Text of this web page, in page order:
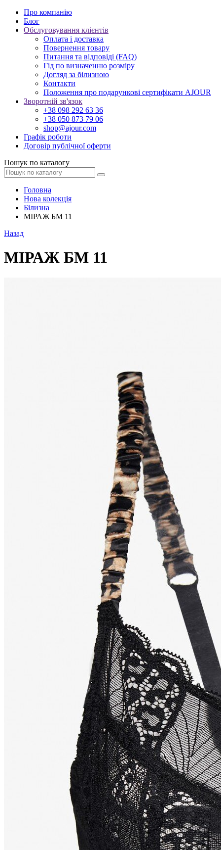
Про компанію
Блог
Обслуговування клієнтів
Оплата і доставка
Повернення товару
Питання та відповіді (FAQ)
Гід по визначенню розміру
Догляд за білизною
Контакти
Положення про подарункові сертифікати AJOUR
Зворотній зв'язок
+38 098 292 63 36
+38 050 873 79 06
shop@ajour.com
Графік роботи
Договір публічної оферти
Пошук по каталогу
Головна
Нова колекція
Білизна
МІРАЖ БМ 11
Назад
МІРАЖ БМ 11